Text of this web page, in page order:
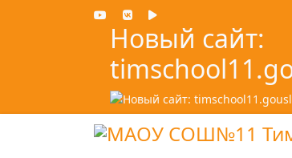
Новый сайт: